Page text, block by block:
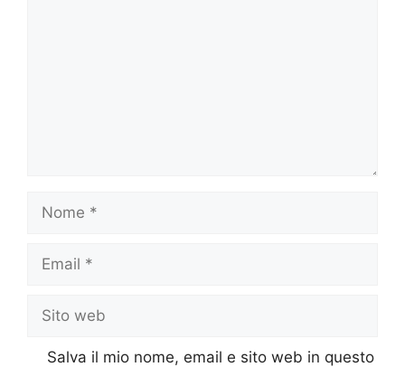
web
Salva il mio nome, email e sito web in questo